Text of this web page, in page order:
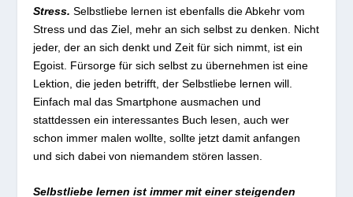
Stress. Selbstliebe lernen ist ebenfalls die Abkehr vom
Stress und das Ziel, mehr an sich selbst zu denken. Nicht
jeder, der an sich denkt und Zeit für sich nimmt, ist ein
Egoist. Fürsorge für sich selbst zu übernehmen ist eine
Lektion, die jeden betrifft, der Selbstliebe lernen will.
Einfach mal das Smartphone ausmachen und
stattdessen ein interessantes Buch lesen, auch wer
schon immer malen wollte, sollte jetzt damit anfangen
und sich dabei von niemandem stören lassen.
Selbstliebe lernen ist immer mit einer steigenden